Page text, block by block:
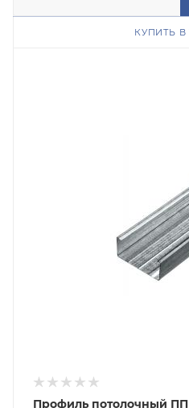
КУПИТЬ В
Профиль потолочный ПП